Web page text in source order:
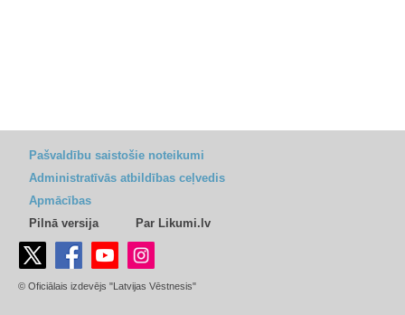
Pašvaldību saistošie noteikumi
Administratīvās atbildības ceļvedis
Apmācības
Pilnā versija
Par Likumi.lv
© Oficiālais izdevējs "Latvijas Vēstnesis"